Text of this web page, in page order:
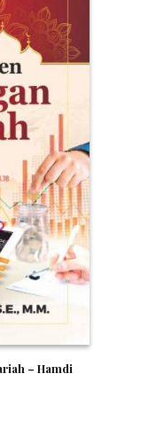
– Hamdi